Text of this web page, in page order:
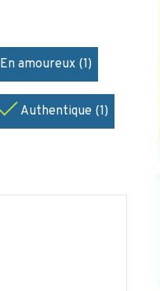
En amoureux (1)
Authentique (1)